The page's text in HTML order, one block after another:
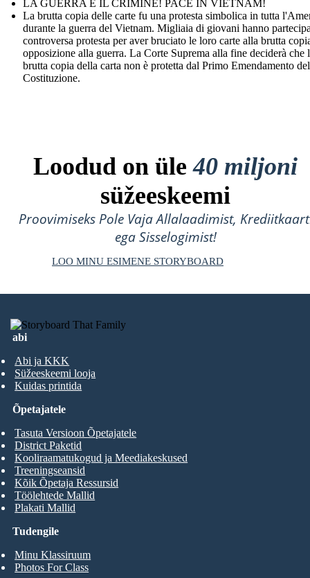
LA GUERRA È IL CRIMINE! PACE IN VIETNAM!
La brutta copia delle carte fu una protesta simbolica in tutta
durante la guerra del Vietnam. Migliaia di giovani hanno
controversa protesta per aver bruciato le loro carte alla brutta
opposizione alla guerra. La Corte Suprema alla fine deciderà che
brutta copia della carta non è protetta dal Primo Emendamento
Costituzione.
Loodud on üle40 miljoni
süžeeskeemi
Proovimiseks Pole Vaja Allalaadimist,
ega Sisselogimist!
LOO MINU ESIMENE STORYBOARD
abi
Abi ja KKK
Süžeeskeemi looja
Kuidas printida
Tudengile
Minu Klassiruum
Photos For Class
Õpetajatele
Tasuta Versioon Õpetajatele
District Paketid
Kooliraamatukogud ja Meediakeskused
Treeningseansid
Kõik Õpetaja Ressursid
Töölehtede Mallid
Plakati Mallid